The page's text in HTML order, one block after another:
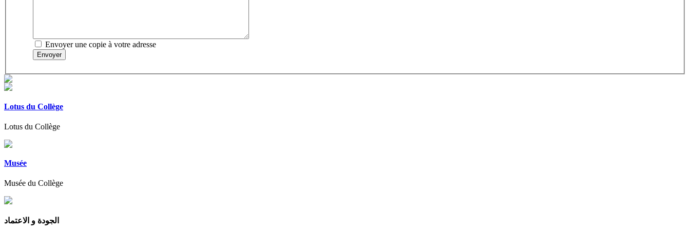
Envoyer une copie à votre adresse
Envoyer
Lotus du Collège
Lotus du Collège
Musée
Musée du Collège
الجودة و الاعتماد